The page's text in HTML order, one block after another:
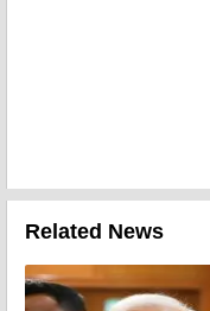
Related News